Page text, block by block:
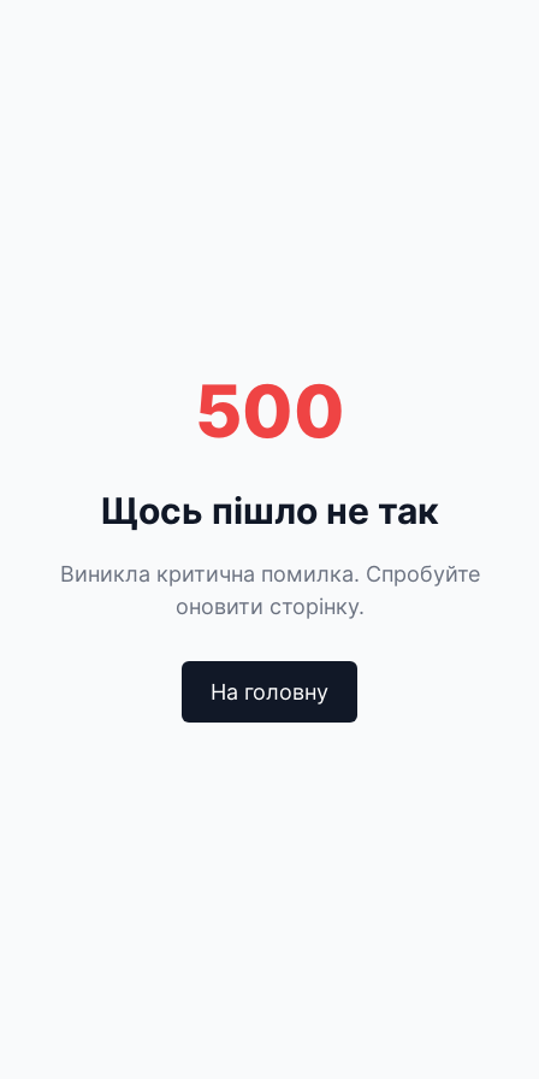
500
Щось пішло не так
Виникла критична помилка. Спробуйте
оновити сторінку.
На головну